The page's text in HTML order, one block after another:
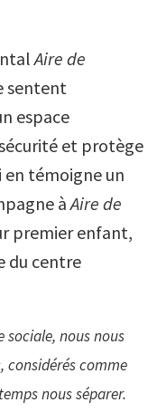
Aire de
sentent
espace
et protège
en témoigne un
àAire de
premier enfant,
du centre
sociale, nous nous
considérés comme
nous séparer.